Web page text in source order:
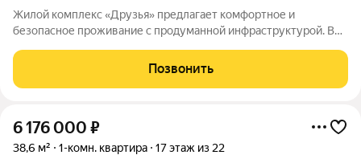
Жилой комплекс «Друзья» предлагает комфортное и
безопасное проживание с продуманной инфраструктурой. Во
есть детские площадки, спортивная площадка и велосипедные
дорожки. Сам дом оснащён
Позвонить
6 176 000 ₽
38,6 м² 1-комн. квартира 17 этаж из 22